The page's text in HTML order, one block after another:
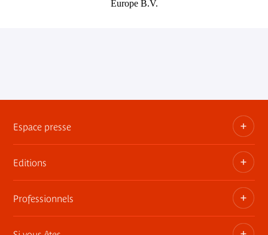
Espace presse
Dossiers, communiqués, bandes annonces
Contact presse
Editions
Les publications du musée
Professionnels